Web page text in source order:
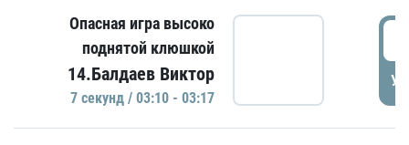
Опасная игра высоко
поднятой клюшкой
14.Балдаев Виктор
7 секунд / 03:10 - 03:17